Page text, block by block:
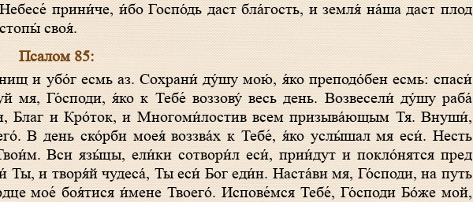
прини́че, и́бо Госпо́дь даст бла́гость, и земля́ на́ша даст плод
своя́.
Псалом 85:
Го́споди, я́ко к Тебе́ воззову́ весь день. Возвесели́ ду́шу раба́
Благ и Кро́ток, и Многоми́лостив всем призыва́ющым Тя. Внуши́,
В день ско́рби моея́ воззва́х к Тебе́, я́ко услы́шал мя еси́. Несть
Вси язы́цы, ели́ки сотвори́л еси́, прии́дут и покло́нятся пред
и творя́й чудеса́, Ты еси́ Бог еди́н. Наста́ви мя, Го́споди, на путь
мое́ боя́тися и́мене Твоего́. Испове́мся Тебе́, Го́споди Бо́же мой,